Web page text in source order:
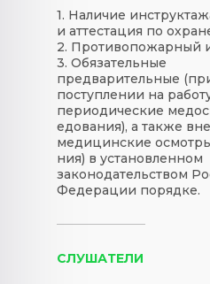
СЛУШАТЕЛИ
1. Наличие
и аттестация по
2. Противопожарный
3. Обязательные
предварительные
поступлении на
периодические
едования), а также
медицинские
ния) в установленном
законодательством
Федерации порядке.